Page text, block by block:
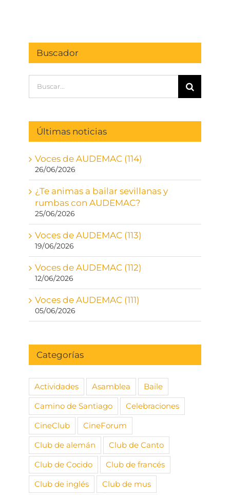
Buscador
Últimas noticias
Voces de AUDEMAC (114)
26/06/2026
¿Te animas a bailar sevillanas y
rumbas con AUDEMAC?
25/06/2026
Voces de AUDEMAC (113)
19/06/2026
Voces de AUDEMAC (112)
12/06/2026
Voces de AUDEMAC (111)
05/06/2026
Categorías
Actividades Asamblea
Baile
Camino de Santiago
Celebraciones
CineClub
CineForum
Club de alemán
Club de Canto
Club de Cocido
Club de francés
Club de inglés
Club de mus